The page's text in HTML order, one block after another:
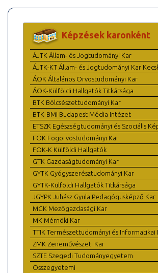
Képzések karonként
ÁJTK Állam- és Jogtudományi Kar
ÁJTK-KT Állam- és Jogtudományi Kar
ÁOK Általános Orvostudományi Kar
ÁOK-Külföldi Hallgatók Titkársága
BTK Bölcsészettudományi Kar
BTK-BMI Budapest Média Intézet
ETSZK Egészségtudományi és Szociális
FOK Fogorvostudományi Kar
FOK-K Külföldi Hallgatók
GTK Gazdaságtudományi Kar
GYTK Gyógyszerésztudományi Kar
GYTK-Külföldi Hallgatók Titkársága
JGYPK Juhász Gyula Pedagógusképző Kar
MGK Mezőgazdasági Kar
MK Mérnöki Kar
TTIK Természettudományi és Informatikai
ZMK Zeneművészeti Kar
SZTE Szegedi Tudományegyetem
Összegyetemi